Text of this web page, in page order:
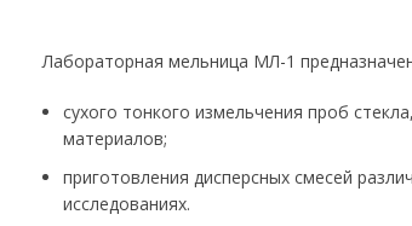
Лабораторная мельница МЛ-1
сухого тонкого измельчения проб
материалов;
приготовления дисперсных смесей
исследованиях.